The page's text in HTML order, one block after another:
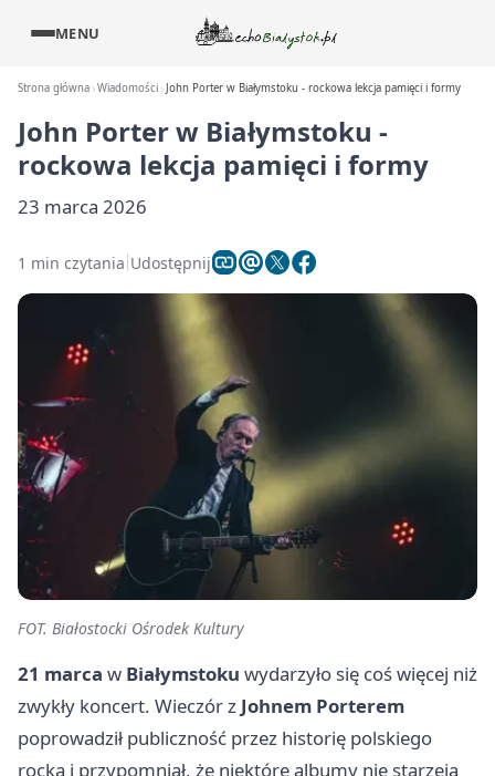
MENU
Strona główna Wiadomości John Porter w Białymstoku - rockowa lekcja pamięci i formy
John Porter w Białymstoku -
rockowa lekcja pamięci i formy
23 marca 2026
1 min czytania Udostępnij
FOT. Białostocki Ośrodek Kultury
21 marca w Białymstoku wydarzyło się coś więcej niż
zwykły koncert. Wieczór z Johnem Porterem
poprowadził publiczność przez historię polskiego
rocka i przypomniał, że niektóre albumy nie starzeją